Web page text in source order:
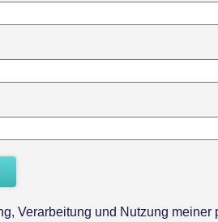
Verarbeitung und Nutzung